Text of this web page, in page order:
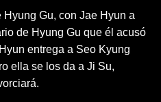
Gu, con Jae Hyun a
de Hyung Gu que él acusó
entrega a Seo Kyung
ella se los da a Ji Su,